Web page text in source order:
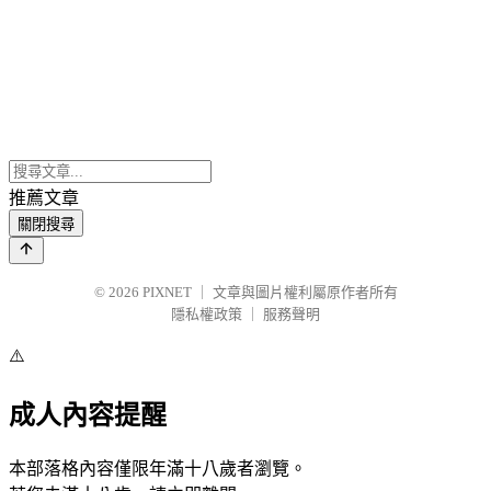
推薦文章
關閉搜尋
© 2026 PIXNET
文章與圖片權利屬原作者所有
隱私權政策
服務聲明
⚠️
成人內容提醒
本部落格內容僅限年滿十八歲者瀏覽。